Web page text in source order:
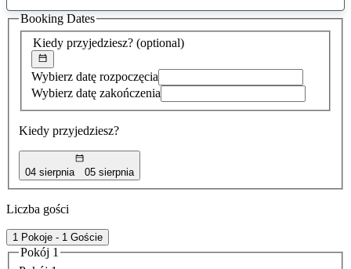
sugestia
została
znaleziona
Kiedy przyjedziesz? (optional)
Wybierz datę rozpoczęcia
Wybierz datę zakończenia
Kiedy przyjedziesz?
04 sierpnia 05 sierpnia
Booking Dates
Liczba gości
1 Pokoje - 1 Goście
Pokój 1